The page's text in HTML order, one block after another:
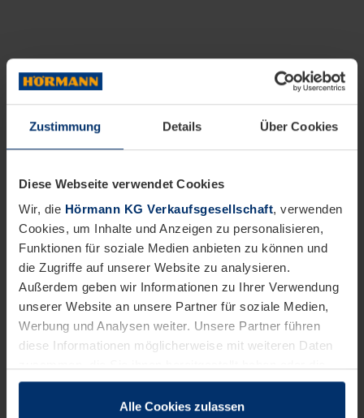
Zustimmung Details Über Cookies
Diese Webseite verwendet Cookies
Wir, die Hörmann KG Verkaufsgesellschaft, verwenden
Cookies, um Inhalte und Anzeigen zu personalisieren,
Funktionen für soziale Medien anbieten zu können und
die Zugriffe auf unserer Website zu analysieren.
Außerdem geben wir Informationen zu Ihrer Verwendung
unserer Website an unsere Partner für soziale Medien,
Werbung und Analysen weiter. Unsere Partner führen
diese Informationen möglicherweise mit weiteren Daten
sie im Rahmen Ihrer Nutzung der Dienste gesammelt
Alle Cookies zulassen